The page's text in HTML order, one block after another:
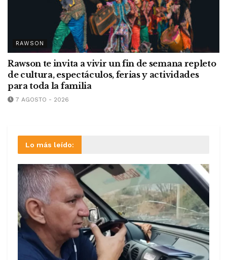
RAWSON
Rawson te invita a vivir un fin de semana repleto
de cultura, espectáculos, ferias y actividades
para toda la familia
7 AGOSTO - 2026
Lo más leído: